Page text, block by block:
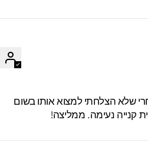
שלא הצלחתי למצוא אותו בשום
קנייה נעימה. ממליצה!